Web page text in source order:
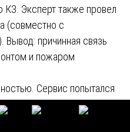
КЗ. Эксперт также провел
(совместно с
Вывод: причинная связь
и пожаром
Сервис попытался
привести
что